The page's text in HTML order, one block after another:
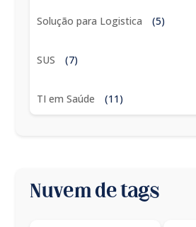
Solução para Logistica (5)
SUS (7)
TI em Saúde (11)
Nuvem de tags